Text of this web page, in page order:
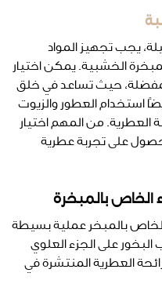
يجب تجهيز المواد
الخشبية. يمكن اختيار
حيث تساعد في خلق
استخدام العطور والزيوت
العطرية. من المهم اختيار
على تجربة عطرية
الخاص بالمبخرة
بالمبخر عملية بسيطة
على الجزء العلوي
العطرية المنتشرة في